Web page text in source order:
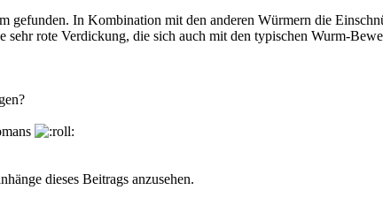
gefunden. In Kombination mit den anderen Würmern die
rote Verdickung, die sich auch mit den typischen Wurm-
dieses Beitrags anzusehen.